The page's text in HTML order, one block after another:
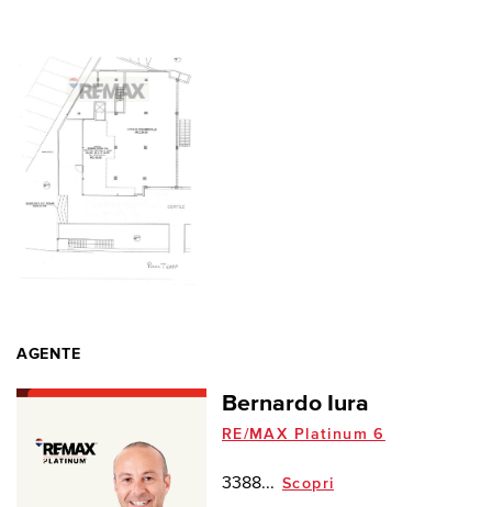
AGENTE
Bernardo Iura
RE/MAX Platinum 6
3388... Scopri